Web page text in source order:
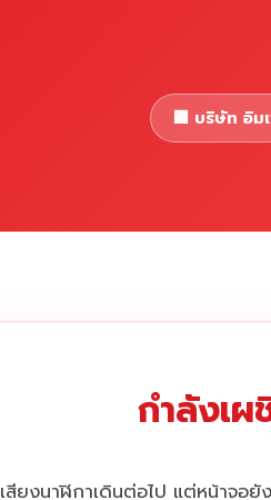
🏢 บริษัท อิม
กำลังเ
เสียงนาฬิกาเดินต่อไป แต่หน้าจอ